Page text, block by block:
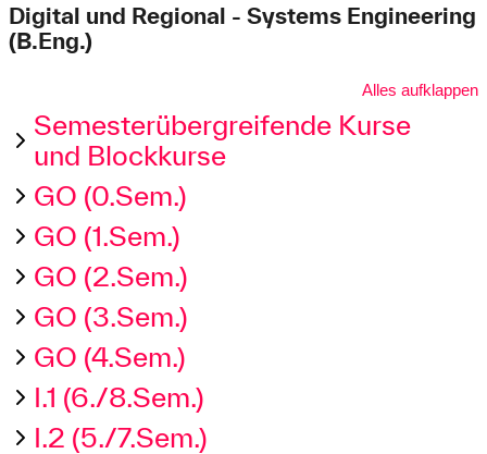
Digital und Regional - Systems Engineering
(B.Eng.)
Alles aufklappen
Semesterübergreifende Kurse
und Blockkurse
GO (0.Sem.)
GO (1.Sem.)
GO (2.Sem.)
GO (3.Sem.)
GO (4.Sem.)
I.1 (6./8.Sem.)
I.2 (5./7.Sem.)